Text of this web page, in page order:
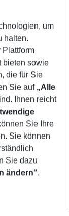
um
halten.
Plattform
bieten sowie
die für Sie
Sie auf „Alle
Ihnen reicht
Sie Ihre
Sie können
Sie dazu
ändern“.